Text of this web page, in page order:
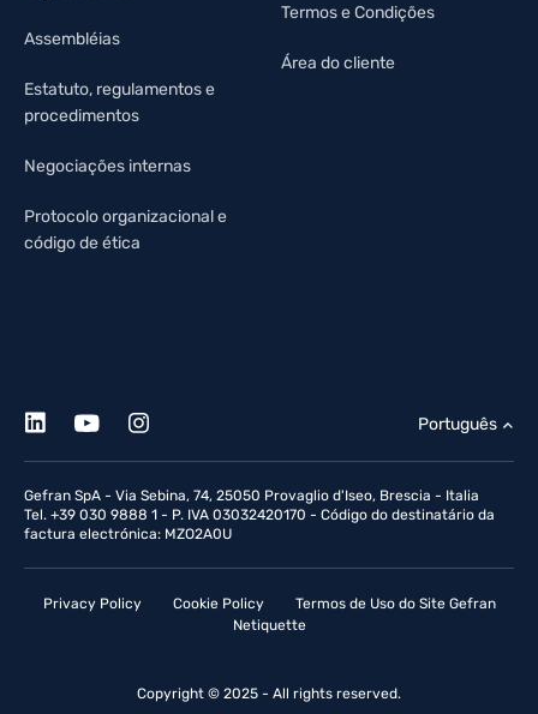
Assembléias
Estatuto, regulamentos e
procedimentos
Negociações internas
Protocolo organizacional e
código de ética
Termos e Condições
Área do cliente
Gefran SpA - Via Sebina, 74, 25050 Provaglio d'Iseo, Brescia - Italia
Tel. +39 030 9888 1 - P. IVA 03032420170 - Código do destinatário da
factura electrónica: MZO2A0U
Português
Privacy Policy Cookie Policy
Termos de Uso do Site Gefran
Netiquette
Copyright © 2025 - All rights reserved.